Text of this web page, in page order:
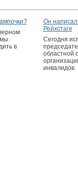
в
Он
Рейхстаге
Сегодня
областной
инвалидов